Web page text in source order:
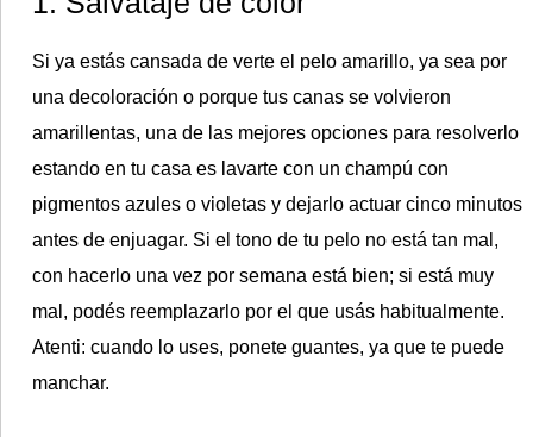
Si ya estás cansada de verte el pelo amarillo, ya sea por
una decoloración o porque tus canas se volvieron
amarillentas, una de las mejores opciones para resolverlo
estando en tu casa es lavarte con un champú con
pigmentos azules o violetas y dejarlo actuar cinco minutos
antes de enjuagar. Si el tono de tu pelo no está tan mal,
con hacerlo una vez por semana está bien; si está muy
mal, podés reemplazarlo por el que usás habitualmente.
Atenti: cuando lo uses, ponete guantes, ya que te puede
manchar.